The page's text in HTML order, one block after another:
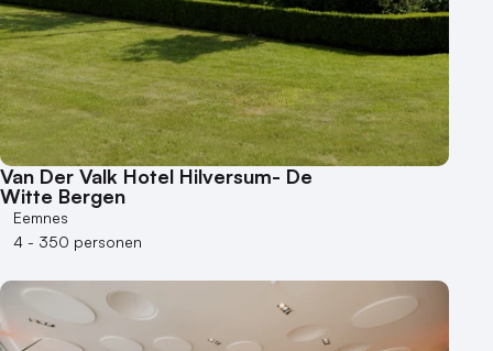
Van Der Valk Hotel Hilversum- De
Witte Bergen
Eemnes
4 - 350 personen